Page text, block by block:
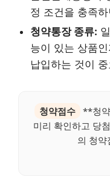
정 조건을 충족
청약통장 종류:
능이 있는 상품
납입하는 것이
청약점수
**청
미리 확인하고 당
의 청